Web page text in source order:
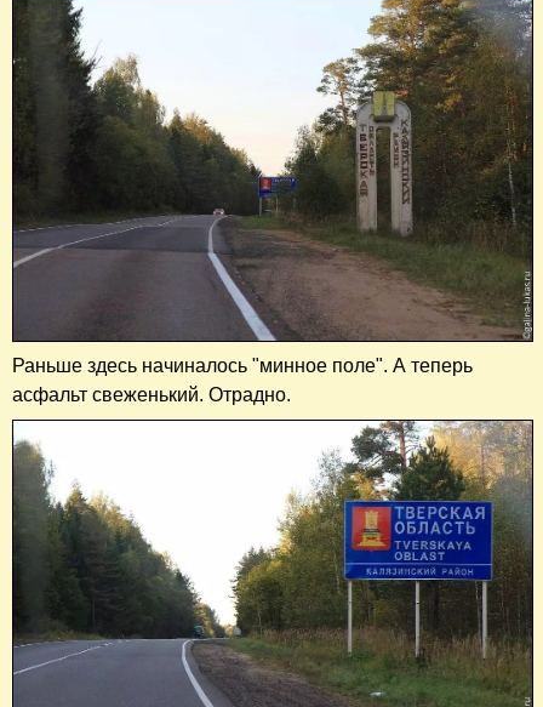
Раньше здесь начиналось "минное поле". А теперь
асфальт свеженький. Отрадно.